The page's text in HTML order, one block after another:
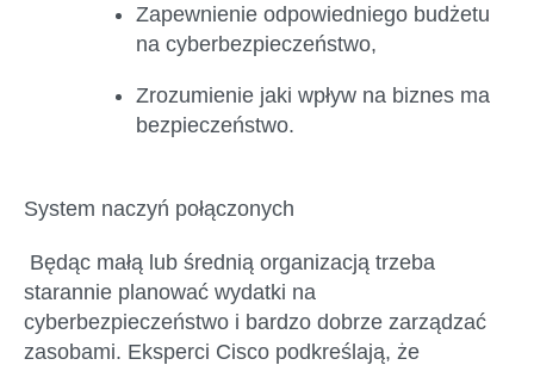
Zapewnienie odpowiedniego budżetu
na cyberbezpieczeństwo,
Zrozumienie jaki wpływ na biznes ma
bezpieczeństwo.
System naczyń połączonych
Będąc małą lub średnią organizacją trzeba
starannie planować wydatki na
cyberbezpieczeństwo i bardzo dobrze zarządzać
zasobami. Eksperci Cisco podkreślają, że